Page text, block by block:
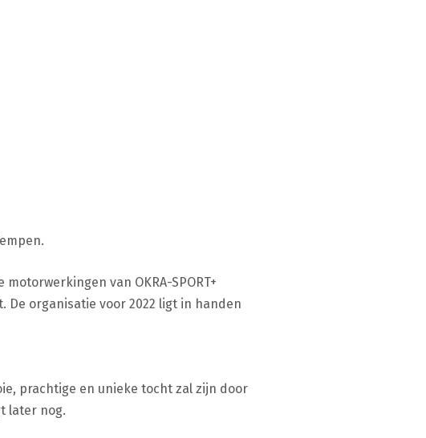
van OKRA-SPORT+
organisatie voor 2022 ligt in handen
prachtige en unieke tocht zal zijn door
later nog.